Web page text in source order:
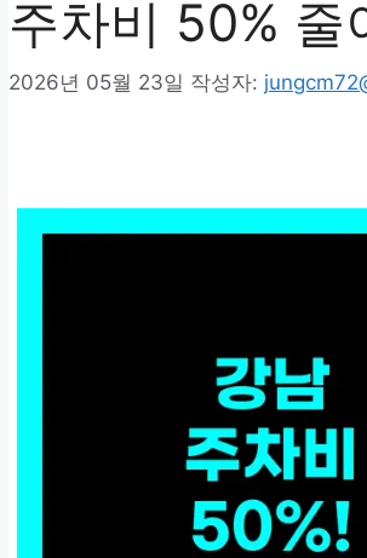
주차비 50% 줄
2026년 05월 23일 작성자: